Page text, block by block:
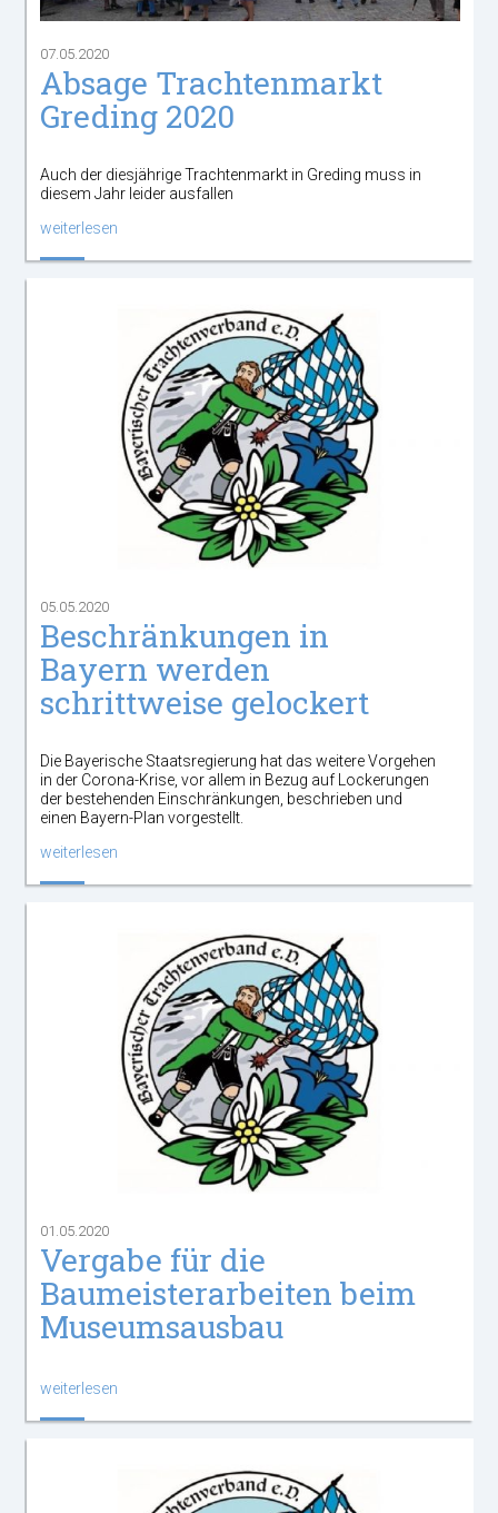
07.05.2020
Absage Trachtenmarkt
Greding 2020
Auch der diesjährige Trachtenmarkt in Greding muss in
diesem Jahr leider ausfallen
weiterlesen
05.05.2020
Beschränkungen in
Bayern werden
schrittweise gelockert
Die Bayerische Staatsregierung hat das weitere Vorgehen
in der Corona-Krise, vor allem in Bezug auf Lockerungen
der bestehenden Einschränkungen, beschrieben und
einen Bayern-Plan vorgestellt.
weiterlesen
01.05.2020
Vergabe für die
Baumeisterarbeiten beim
Museumsausbau
weiterlesen